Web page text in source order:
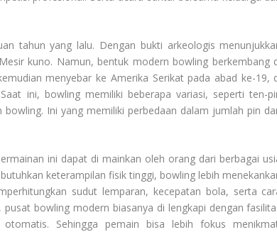
tahun yang lalu. Dengan bukti arkeologis
kuno. Namun, bentuk modern bowling berkembang
menyebar ke Amerika Serikat pada abad ke-19,
ini, bowling memiliki beberapa variasi, seperti ten-
Ini yang memiliki perbedaan dalam jumlah pin
ini dapat di mainkan oleh orang dari berbagai
keterampilan fisik tinggi, bowling lebih
sudut lemparan, kecepatan bola, serta
bowling modern biasanya di lengkapi dengan
Sehingga pemain bisa lebih fokus